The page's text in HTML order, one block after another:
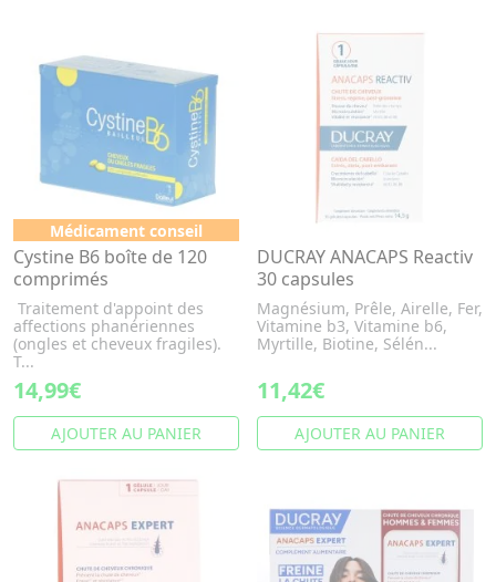
Médicament conseil
Cystine B6 boîte de 120
comprimés
Traitement d'appoint des
affections phanériennes
(ongles et cheveux fragiles).
T...
14,99€
AJOUTER AU PANIER
DUCRAY ANACAPS Reactiv
30 capsules
Magnésium, Prêle, Airelle, Fer,
Vitamine b3, Vitamine b6,
Myrtille, Biotine, Sélén...
11,42€
AJOUTER AU PANIER